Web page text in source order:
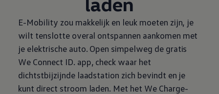
E-Mobility zou makkelijk en leuk moeten zijn, je
wilt tenslotte overal ontspannen aankomen met
je elektrische auto. Open simpelweg de gratis
We Connect ID. app, check waar het
dichtstbijzijnde laadstation zich bevindt en je
kunt direct stroom laden. Met het We Charge-